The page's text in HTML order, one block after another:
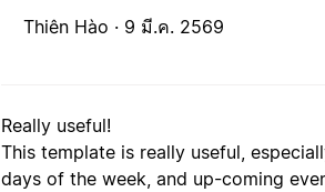
Thiên Hào · 9 มี.ค. 2569
Really useful!
This template is really useful,
days of the week, and up-coming